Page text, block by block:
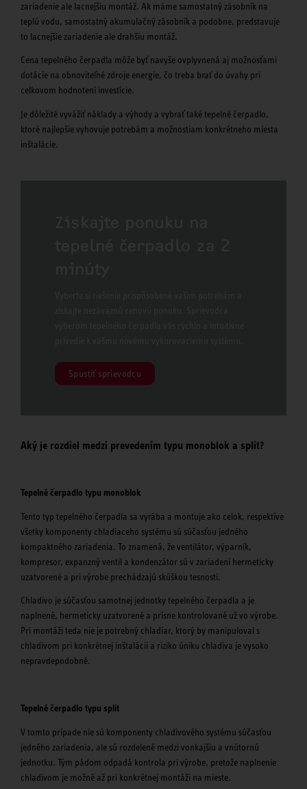
zariadenie ale lacnejšiu montáž. Ak máme samostatný zásobník na
teplú vodu, samostatný akumulačný zásobník a podobne, predstavuje
to lacnejšie zariadenie ale drahšiu montáž.
Cena tepelného čerpadla môže byť navyše ovplyvnená aj možnosťami
dotácie na obnoviteľné zdroje energie, čo treba brať do úvahy pri
celkovom hodnotení investície.
Je dôležité vyvážiť náklady a výhody a vybrať také tepelné čerpadlo,
ktoré najlepšie vyhovuje potrebám a možnostiam konkrétneho miesta
inštalácie.
Spustiť sprievodcu
Aký je rozdiel medzi prevedením typu monoblok a split?
Tepelné čerpadlo typu monoblok
Tento typ tepelného čerpadla sa vyrába a montuje ako celok, respektíve
všetky komponenty chladiaceho systému sú súčasťou jedného
kompaktného zariadenia. To znamená, že ventilátor, výparník,
kompresor, expanzný ventil a kondenzátor sú v zariadení hermeticky
uzatvorené a pri výrobe prechádzajú skúškou tesnosti.
Chladivo je súčasťou samotnej jednotky tepelného čerpadla a je
naplnené, hermeticky uzatvorené a prísne kontrolované už vo výrobe.
Pri montáži teda nie je potrebný chladiar, ktorý by manipuloval s
chladivom pri konkrétnej inštalácii a riziko úniku chladiva je vysoko
nepravdepodobné.
Tepelné čerpadlo typu split
V tomto prípade nie sú komponenty chladivového systému súčasťou
jedného zariadenia, ale sú rozdelené medzi vonkajšiu a vnútornú
jednotku. Tým pádom odpadá kontrola pri výrobe, pretože naplnenie
chladivom je možné až pri konkrétnej montáži na mieste.